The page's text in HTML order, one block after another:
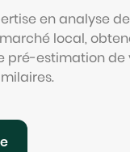
en analyse
local,
pré-estimation